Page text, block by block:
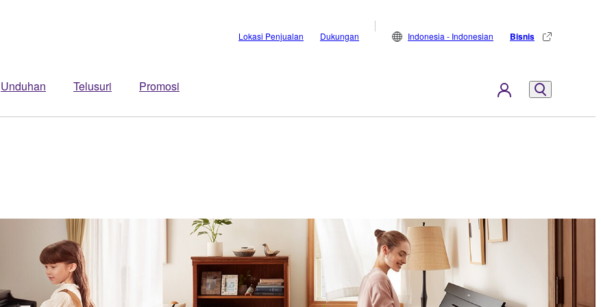
Unduhan Telusuri Promosi
Lokasi Penjualan Dukungan Indonesia - Indonesian Bisnis